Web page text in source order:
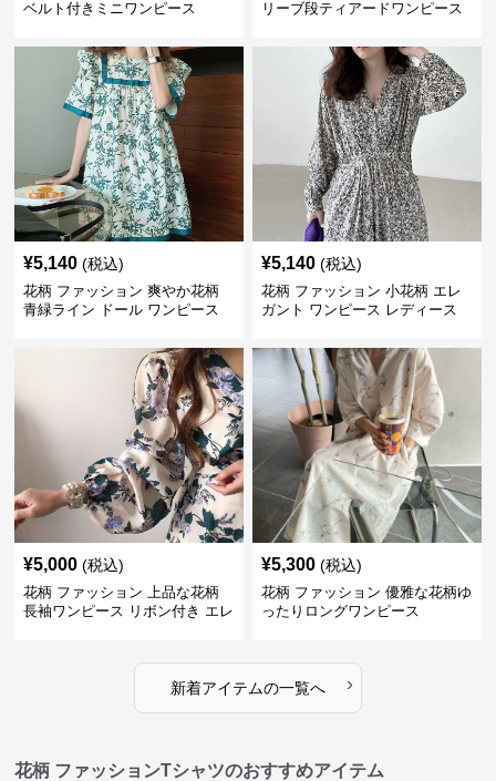
ベルト付きミニワンピース リーブ段ティアードワンピース
¥5,140 (税込)
花柄 ファッション 爽やか花柄
青緑ライン ドール ワンピース
¥5,140 (税込)
花柄 ファッション 小花柄 エレ
ガント ワンピース レディース
¥5,000 (税込)
花柄 ファッション 上品な花柄
長袖ワンピース リボン付き エレ
¥5,300 (税込)
花柄 ファッション 優雅な花柄ゆ
ったりロングワンピース
新着アイテムの一覧へ ›
花柄 ファッションTシャツのおすすめアイテム